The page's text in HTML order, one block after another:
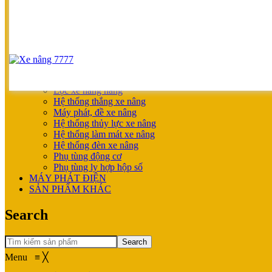
XE NÂNG TAY ĐIỆN
Lọc xe nâng hàng
Hệ thống thắng xe nâng
Máy phát, đề xe nâng
Hệ thống thủy lực xe nâng
Hệ thống làm mát xe nâng
Hệ thống đèn xe nâng
Phụ tùng động cơ
Phụ tùng ly hợp hộp số
MÁY PHÁT ĐIỆN
SẢN PHẨM KHÁC
Search
Search
Menu ≡ ╳